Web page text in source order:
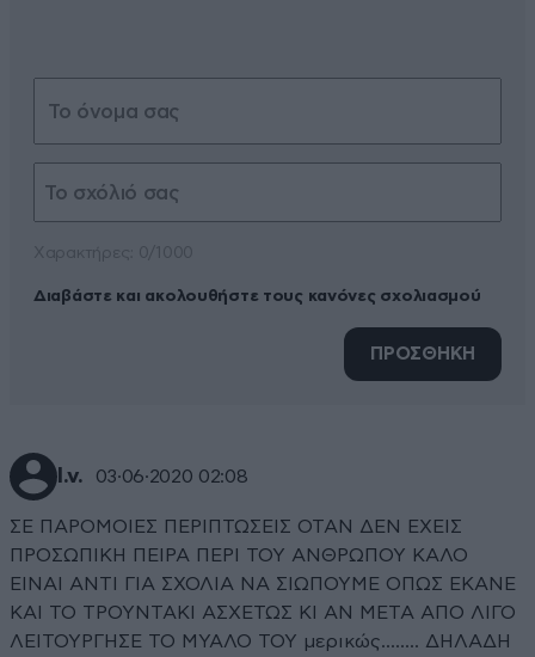
Διαβάστε και ακολουθήστε τους κανόνες σχολιασμού
ΠΡΟΣΘΗΚΗ
l.v. 03·06·2020 02:08
ΣΕ ΠΑΡΟΜΟΙΕΣ ΠΕΡΙΠΤΩΣΕΙΣ ΟΤΑΝ ΔΕΝ ΕΧΕΙΣ
ΠΡΟΣΩΠΙΚΗ ΠΕΙΡΑ ΠΕΡΙ ΤΟΥ ΑΝΘΡΩΠΟΥ ΚΑΛΟ
ΕΙΝΑΙ ΑΝΤΙ ΓΙΑ ΣΧΟΛΙΑ ΝΑ ΣΙΩΠΟΥΜΕ ΟΠΩΣ ΕΚΑΝΕ
ΚΑΙ ΤΟ ΤΡΟΥΝΤΑΚΙ ΑΣΧΕΤΩΣ ΚΙ ΑΝ ΜΕΤΑ ΑΠΟ ΛΙΓΟ
ΛΕΙΤΟΥΡΓΗΣΕ ΤΟ ΜΥΑΛΟ ΤΟΥ μερικώς........ ΔΗΛΑΔΗ